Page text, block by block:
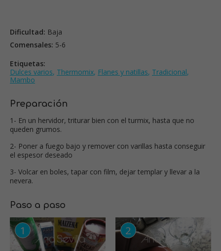
Dificultad: Baja
Comensales: 5-6
Etiquetas:
Dulces varios, Thermomix, Flanes y natillas, Tradicional,
Mambo
Preparación
1- En un hervidor, triturar bien con el turmix, hasta que no
queden grumos.
2- Poner a fuego bajo y remover con varillas hasta conseguir
el espesor deseado
3- Volcar en boles, tapar con film, dejar templar y llevar a la
nevera.
Paso a paso